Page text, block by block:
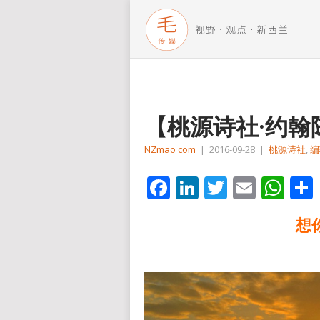
【桃源诗社·约
NZmao com | 2016-09-28 | 桃源诗社,
Facebook
LinkedIn
Twitter
Email
想